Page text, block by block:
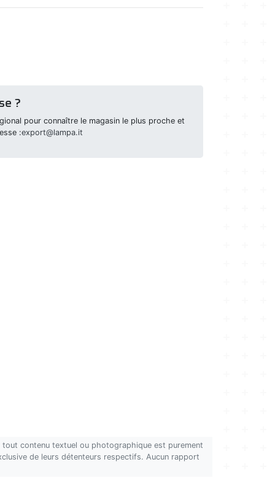
?
pour connaître le magasin le plus proche et
:export@lampa.it
contenu textuel ou photographique est purement
de leurs détenteurs respectifs. Aucun rapport